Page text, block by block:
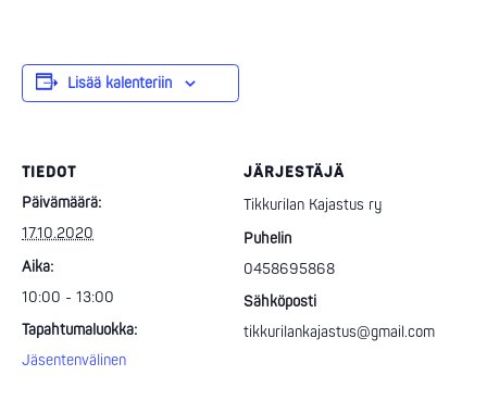
Lisää kalenteriin
TIEDOT
Päivämäärä:
17.10.2020
Aika:
10:00 - 13:00
Tapahtumaluokka:
Jäsentenvälinen
JÄRJESTÄJÄ
Tikkurilan Kajastus ry
Puhelin
0458695868
Sähköposti
tikkurilankajastus@gmail.com